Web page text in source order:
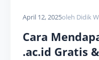
April 12, 2025oleh Didik
Cara
.ac.id Gratis